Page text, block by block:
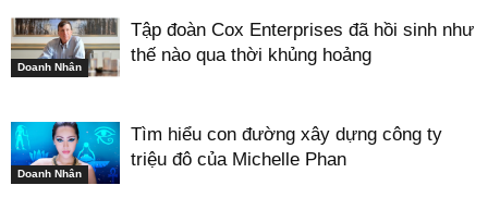
Doanh Nhân
Tập đoàn Cox Enterprises đã hồi sinh như
thế nào qua thời khủng hoảng
Doanh Nhân
Tìm hiểu con đường xây dựng công ty
triệu đô của Michelle Phan